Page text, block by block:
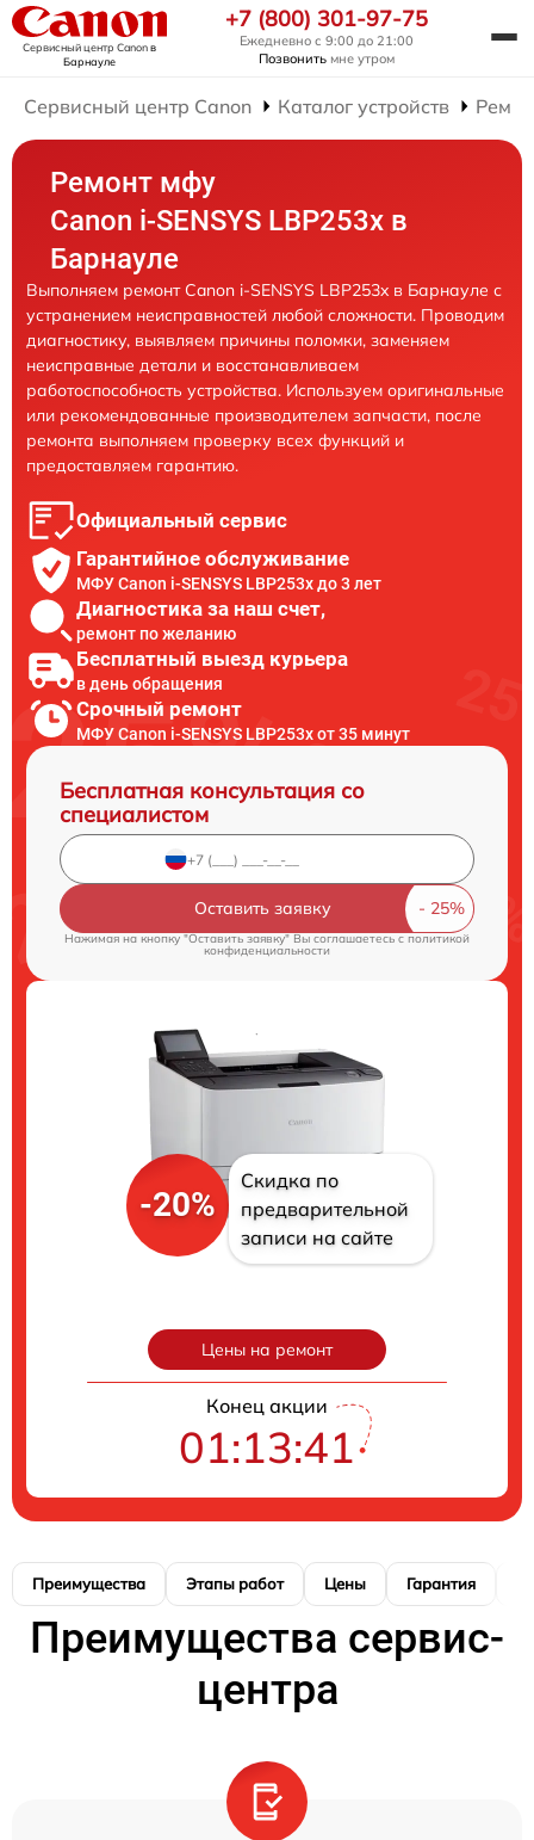
Сервисный центр Canonв
Барнауле
+7 (800) 301-97-75
Ежедневно с 9:00 до 21:00
Позвонить мне утром
Сервисный центр Canon Каталог устройств
Ремонт мфу
Canon i-SENSYS LBP253x в
Барнауле
Выполняем ремонт Canon i-SENSYS LBP253x в Барнауле с
устранением неисправностей любой сложности. Проводим
диагностику, выявляем причины поломки, заменяем
неисправные детали и восстанавливаем
работоспособность устройства. Используем оригинальные
или рекомендованные производителем запчасти, после
ремонта выполняем проверку всех функций и
предоставляем гарантию.
Официальный сервис
Гарантийное обслуживание
МФУ Canon i-SENSYS LBP253x до 3 лет
Диагностика за наш счет,
ремонт по желанию
Бесплатный выезд курьера
в день обращения
Срочный ремонт
МФУ Canon i-SENSYS LBP253x от 35 минут
Бесплатная консультация со
специалистом
Оставить заявку
Нажимая на кнопку "Оставить заявку" Вы соглашаетесь cполитикой
конфиденциальности
-20%
Скидка по
предварительной
записи на сайте
Цены на ремонт
Конец акции
01:13:40
Преимущества Этапы работ Цены Гарантия
Преимущества сервис-
центра